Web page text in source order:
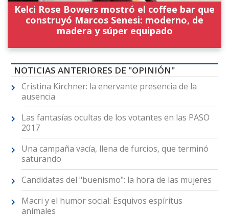
Kelci Rose Bowers mostró el coffee bar que
construyó Marcos Senesi: moderno, de
madera y súper equipado
NOTICIAS ANTERIORES DE "OPINIÓN"
Cristina Kirchner: la enervante presencia de la
ausencia
Las fantasías ocultas de los votantes en las PASO
2017
Una campaña vacía, llena de furcios, que terminó
saturando
Candidatas del "buenismo": la hora de las mujeres
Macri y el humor social: Esquivos espíritus
animales